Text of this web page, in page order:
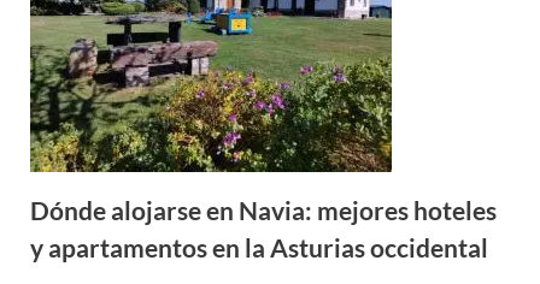
Dónde alojarse en Navia: mejores hoteles
y apartamentos en la Asturias occidental